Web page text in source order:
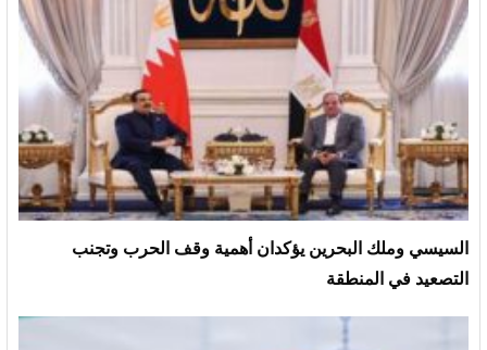
السيسي وملك البحرين يؤكدان أهمية وقف الحرب وتجنب
التصعيد في المنطقة